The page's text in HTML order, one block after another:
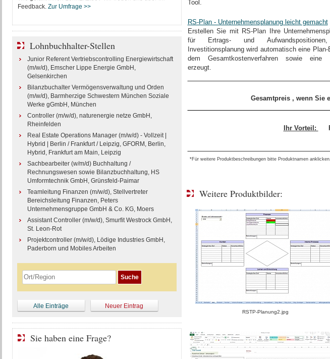
Tool.
RS-Plan - Unternehmensplanung leicht gemacht
Erstellen Sie mit RS-Plan Ihre
für Ertrags- und
Investitionsplanung wird automatisch eine
dem Gesamtkostenverfahren sowie eine
erzeugt.
Gesamtpreis , wenn
Ihr Vorteil:
*Für weitere Produktbeschreibungen bitte Produktnamen anklicken.
Weitere Produktbilder:
RSTP-Planung2.jpg
Feedback. Zur Umfrage >>
Lohnbuchhalter-Stellen
Junior Referent Vertriebscontrolling Energiewirtschaft
(m/w/d), Emscher Lippe Energie GmbH,
Gelsenkirchen
Bilanzbuchalter Vermögensverwaltung und Orden
(m/w/d), Barmherzige Schwestern München Soziale
Werke gGmbH, München
Controller (m/w/d), naturenergie netze GmbH,
Rheinfelden
Real Estate Operations Manager (m/w/d) - Vollzeit |
Hybrid | Berlin / Frankfurt / Leipzig, GFORM, Berlin,
Hybrid, Frankfurt am Main, Leipzig
Sachbearbeiter (w/m/d) Buchhaltung /
Rechnungswesen sowie Bilanzbuchhaltung, HS
Umformtechnik GmbH, Grünsfeld-Paimar
Teamleitung Finanzen (m/w/d), Stellvertreter
Bereichsleitung Finanzen, Peters
Unternehmensgruppe GmbH & Co. KG, Moers
Assistant Controller (m/w/d), Smurfit Westrock GmbH,
St. Leon-Rot
Projektcontroller (m/w/d), Lödige Industries GmbH,
Paderborn und Mobiles Arbeiten
Alle Einträge Neuer Eintrag
Sie haben eine Frage?